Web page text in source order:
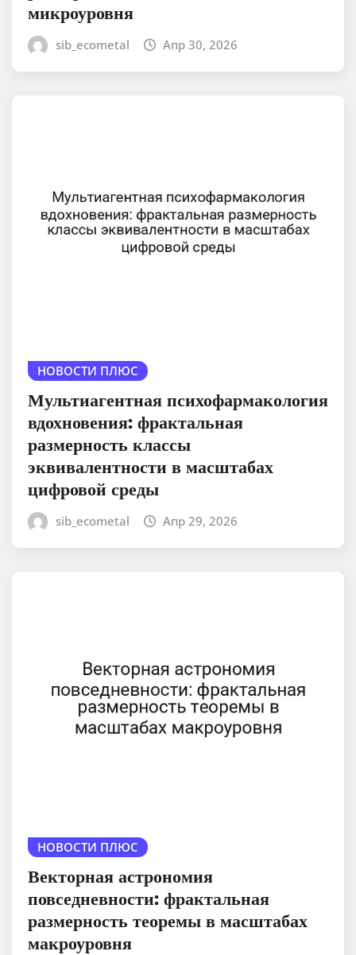
микроуровня
sib_ecometal Апр 30, 2026
НОВОСТИ ПЛЮС
Мультиагентная психофармакология
вдохновения: фрактальная
размерность классы
эквивалентности в масштабах
цифровой среды
sib_ecometal Апр 29, 2026
НОВОСТИ ПЛЮС
Векторная астрономия
повседневности: фрактальная
размерность теоремы в масштабах
макроуровня